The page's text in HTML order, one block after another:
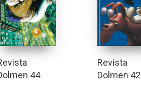
44
Revista
Dolmen 42